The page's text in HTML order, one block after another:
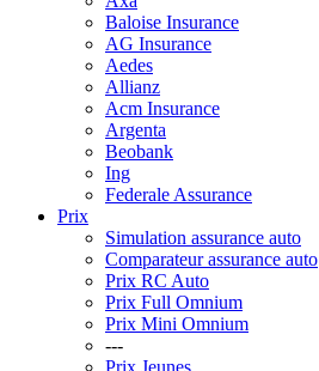
Baloise Insurance
AG Insurance
Aedes
Allianz
Acm Insurance
Argenta
Beobank
Ing
Federale Assurance
Prix
Simulation assurance auto
Comparateur assurance auto
Prix RC Auto
Prix Full Omnium
Prix Mini Omnium
---
Prix Jeunes